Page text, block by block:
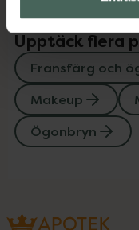
Upptäck flera
Fransfärg och
Makeup
Ögonbryn